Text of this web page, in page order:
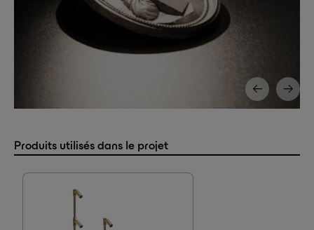
Produits utilisés dans le projet